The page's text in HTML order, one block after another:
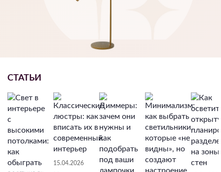
СТАТЬИ
15.04.2026